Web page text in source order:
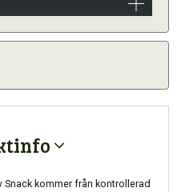
kommer från kontrollerad